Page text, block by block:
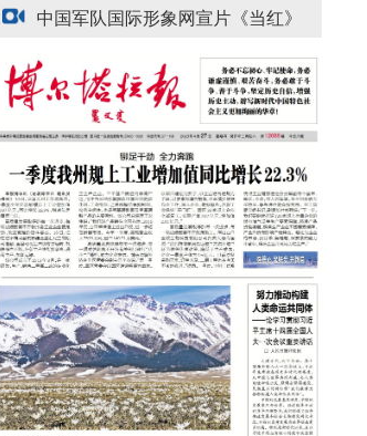
援疆心语｜千里赴疆 以影像微光护百姓
中国军队国际形象网宣片《当红》